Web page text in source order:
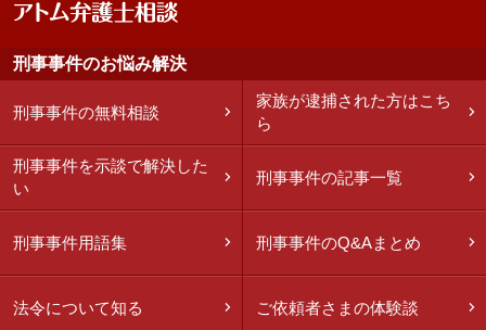
刑事事件のお悩み解決
刑事事件の無料相談
家族が逮捕された方はこち
ら
刑事事件を示談で解決した
い
刑事事件の記事一覧
刑事事件用語集 刑事事件のQ&Aまとめ
法令について知る ご依頼者さまの体験談